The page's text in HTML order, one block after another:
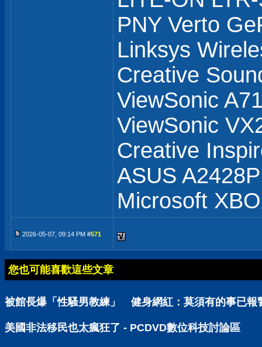
PNY Verto
Linksys
Creative
ViewSonic
ViewSonic
Creative
ASUS
Microsoft
2026-05-07, 09:14 PM #571
您也可能喜歡這些文章
被館長爆「性騷男教練」 健身網紅：莫須有的事已報
美國非法移民也太瘋狂了 - PCDVD數位科技討論區